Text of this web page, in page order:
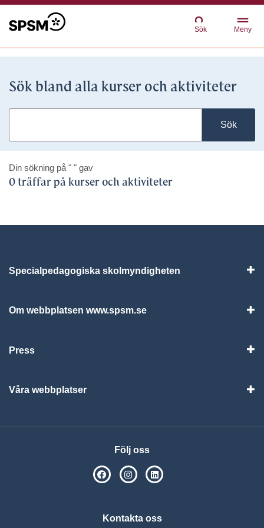
Sök Meny
Sök bland alla kurser och aktiviteter
Sök
Din sökning på " " gav
0 träffar på kurser och aktiviteter
Specialpedagogiska skolmyndigheten
Om webbplatsen www.spsm.se
Press
Våra webbplatser
Följ oss
SPSM på Facebook
SPSM på Instagram
Kontakta oss